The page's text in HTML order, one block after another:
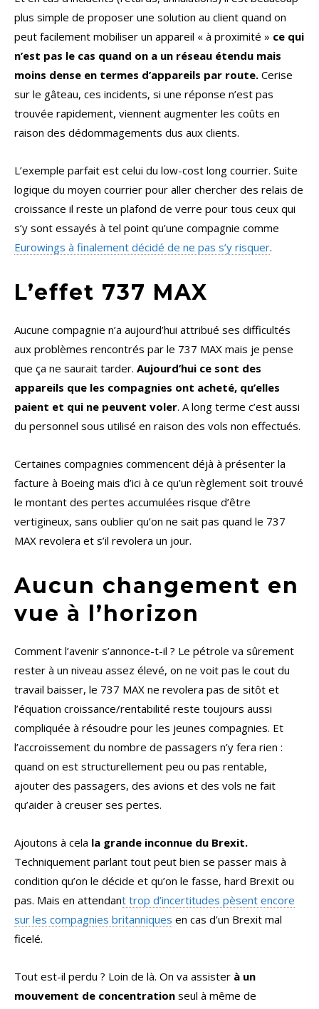
plus simple de proposer une solution au client quand on
peut facilement mobiliser un appareil « à proximité » ce qui
n’est pas le cas quand on a un réseau étendu mais
moins dense en termes d’appareils par route. Cerise
sur le gâteau, ces incidents, si une réponse n’est pas
trouvée rapidement, viennent augmenter les coûts en
raison des dédommagements dus aux clients.
L’exemple parfait est celui du low-cost long courrier. Suite
logique du moyen courrier pour aller chercher des relais de
croissance il reste un plafond de verre pour tous ceux qui
s’y sont essayés à tel point qu’une compagnie comme
Eurowings à finalement décidé de ne pas s’y risquer.
L’effet 737 MAX
Aucune compagnie n’a aujourd’hui attribué ses difficultés
aux problèmes rencontrés par le 737 MAX mais je pense
que ça ne saurait tarder. Aujourd’hui ce sont des
appareils que les compagnies ont acheté, qu’elles
paient et qui ne peuvent voler. A long terme c’est aussi
du personnel sous utilisé en raison des vols non effectués.
Certaines compagnies commencent déjà à présenter la
facture à Boeing mais d’ici à ce qu’un règlement soit trouvé
le montant des pertes accumulées risque d’être
vertigineux, sans oublier qu’on ne sait pas quand le 737
MAX revolera et s’il revolera un jour.
Aucun changement en
vue à l’horizon
Comment l’avenir s’annonce-t-il ? Le pétrole va sûrement
rester à un niveau assez élevé, on ne voit pas le cout du
travail baisser, le 737 MAX ne revolera pas de sitôt et
l’équation croissance/rentabilité reste toujours aussi
compliquée à résoudre pour les jeunes compagnies. Et
l’accroissement du nombre de passagers n’y fera rien :
quand on est structurellement peu ou pas rentable,
ajouter des passagers, des avions et des vols ne fait
qu’aider à creuser ses pertes.
Ajoutons à cela la grande inconnue du Brexit.
Techniquement parlant tout peut bien se passer mais à
condition qu’on le décide et qu’on le fasse, hard Brexit ou
pas. Mais en attendant trop d’incertitudes pèsent encore
sur les compagnies britanniques en cas d’un Brexit mal
ficelé.
Tout est-il perdu ? Loin de là. On va assister à un
mouvement de concentration seul à même de